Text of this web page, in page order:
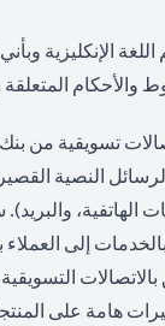
opens in a
الإنكليزية
والأحكام المتعلقة
تسويقية من
النصية
الهاتفية،
بالخدمات إلى
بالاتصالات
هامة على